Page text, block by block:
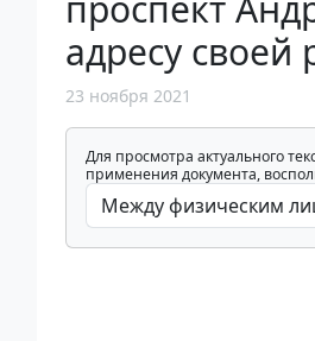
адресу своей
23 ноября 2021
Для просмотра актуального
применения документа,